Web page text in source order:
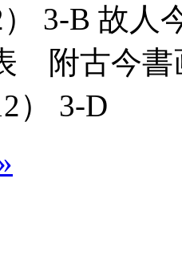
3-B 故人
附古今書
） 3-D